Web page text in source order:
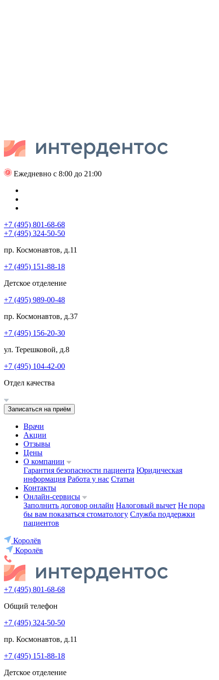
Ежедневно с 8:00 до 21:00
+7 (495) 801-68-68
+7 (495) 324-50-50
пр. Космонавтов, д.11
+7 (495) 151-88-18
Детское отделение
+7 (495) 989-00-48
пр. Космонавтов, д.37
+7 (495) 156-20-30
ул. Терешковой, д.8
+7 (495) 104-42-00
Отдел качества
Записаться на приём
Врачи
Акции
Отзывы
Цены
О компании
Гарантия безопасности пациента Юридическая
информация Работа у нас Статьи
Контакты
Онлайн-сервисы
Заполнить договор онлайн Налоговый вычет Не пора
бы вам показаться стоматологу Служба поддержки
пациентов
Королёв
Королёв
+7 (495) 801-68-68
Общий телефон
+7 (495) 324-50-50
пр. Космонавтов, д.11
+7 (495) 151-88-18
Детское отделение